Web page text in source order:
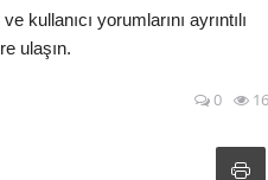
yorumlarını ayrıntılı
ulaşın.
0